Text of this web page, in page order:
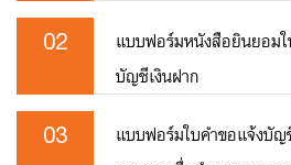
02
แบบฟอร์มหนังสือยินยอมใ
บัญชีเงินฝาก
03
แบบฟอร์มใบคำขอแจ้งบัญ